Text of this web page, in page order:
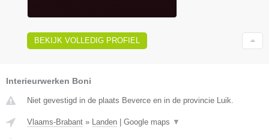
BEKIJK VOLLEDIG PROFIEL
Interieurwerken Boni
Niet gevestigd in de plaats Beverce en in de provincie Luik.
Vlaams-Brabant » Landen Google maps ▼